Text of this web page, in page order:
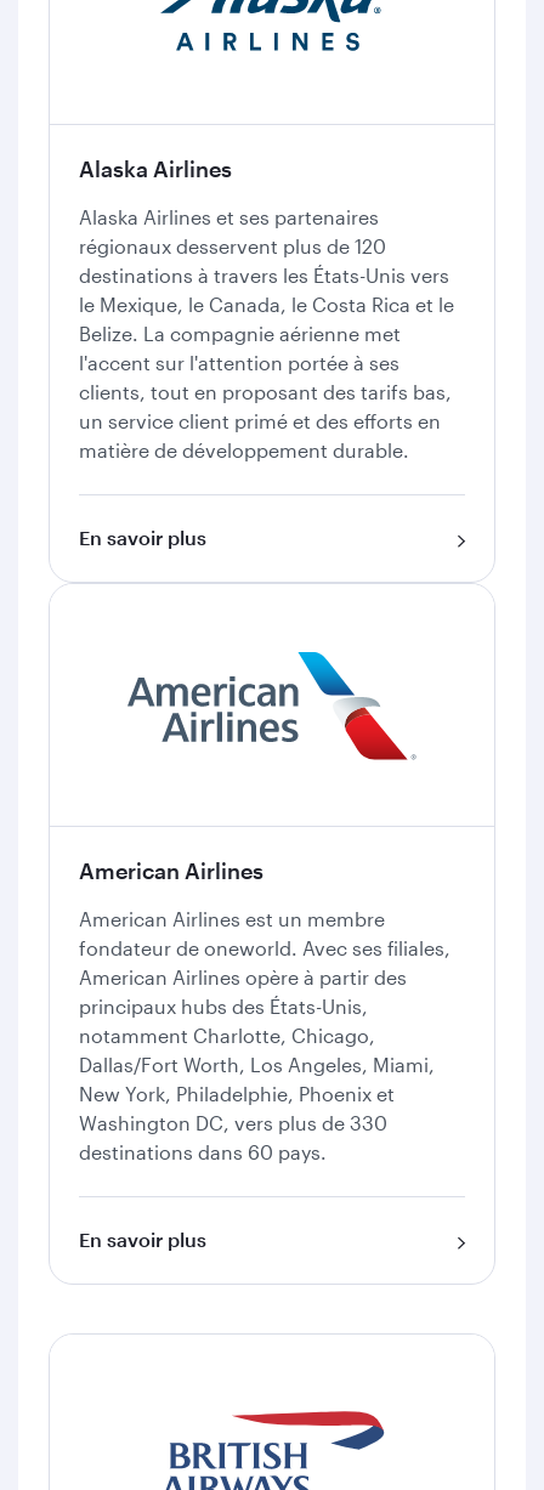
Alaska Airlines
Alaska Airlines et ses partenaires
régionaux desservent plus de 120
destinations à travers les États-Unis vers
le Mexique, le Canada, le Costa Rica et le
Belize. La compagnie aérienne met
l'accent sur l'attention portée à ses
clients, tout en proposant des tarifs bas,
un service client primé et des efforts en
matière de développement durable.
En savoir plus
American Airlines
American Airlines est un membre
fondateur de oneworld. Avec ses filiales,
American Airlines opère à partir des
principaux hubs des États-Unis,
notamment Charlotte, Chicago,
Dallas/Fort Worth, Los Angeles, Miami,
New York, Philadelphie, Phoenix et
Washington DC, vers plus de 330
destinations dans 60 pays.
En savoir plus